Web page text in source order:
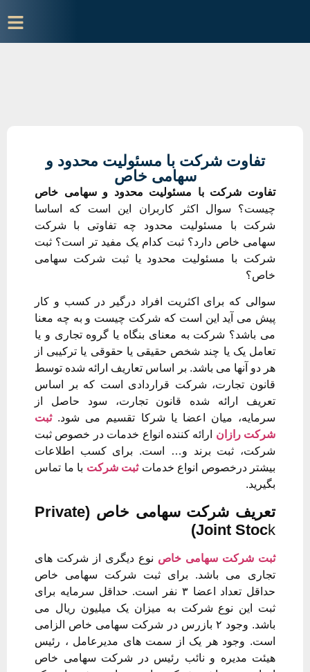
تفاوت شرکت با مسئولیت محدود و
سهامی خاص
تفاوت شرکت با مسئولیت محدود و سهامی خاص
چیست؟ سوال اکثر کاربران این است که اساسا
شرکت با مسئولیت محدود چه تفاوتی با شرکت
سهامی خاص دارد؟ ثبت کدام یک مفید تر است؟ ثبت
شرکت با مسئولیت محدود یا ثبت شرکت سهامی
خاص؟
سوالی که برای اکثریت افراد درگیر در کسب و کار
پیش می آید این است که شرکت چیست و به چه معنا
می باشد؟ شرکت به معنای بنگاه یا گروه تجاری و یا
تعامل یک یا چند شخص حقیقی یا حقوقی یا ترکیبی از
هر دو آنها می باشد. بر اساس تعاریف ارائه شده توسط
قانون تجارت، شرکت قراردادی است که بر اساس
تعریف ارائه شده قانون تجارت، سود حاصل از
سرمایه، میان اعضا یا شرکا تقسیم می شود.ثبت
شرکت رازان ارائه کننده انواع خدمات در خصوص ثبت
شرکت، ثبت برند و… است. برای کسب اطلاعات
بیشتر درخصوص انواع خدماتثبت شرکت با ما تماس
بگیرید.
تعریف شرکت سهامی خاص (Private
Joint Stock
)
ثبت شرکت سهامی خاص نوع دیگری از شرکت های
تجاری می باشد. برای ثبت شرکت سهامی خاص
حداقل تعداد اعضا ۳ نفر است. حداقل سرمایه برای
ثبت این نوع شرکت به میزان یک میلیون ریال می
باشد. وجود ۲ بازرس در شرکت سهامی خاص الزامی
است. وجود هر یک از سمت های مدیرعامل ، رئیس
هیئت مدیره و نائب رئیس در شرکت سهامی خاص